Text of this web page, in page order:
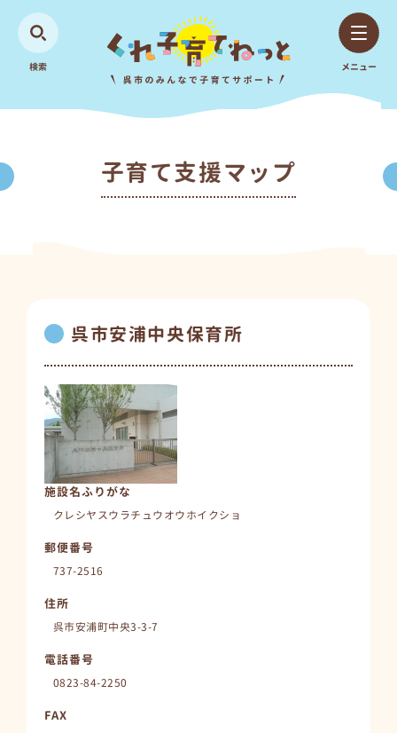
検索 メニュー
子育て支援マップ
呉市安浦中央保育所
施設名ふりがな
クレシヤスウラチュウオウホイクショ
郵便番号
737-2516
住所
呉市安浦町中央3-3-7
電話番号
0823-84-2250
FAX